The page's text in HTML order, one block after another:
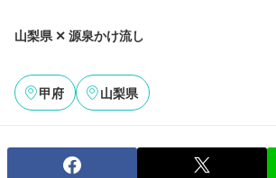
篝火の膳 -KAGARIBI-
山梨県 ✕ 源泉かけ流し
甲府 山梨県